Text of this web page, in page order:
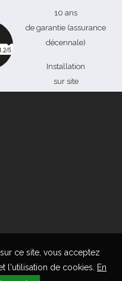
ce site, vous acceptez
l'utilisation de cookies.
En
10 ans
de garantie (assurance
décennale)
Installation
sur site